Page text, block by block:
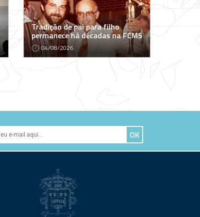
Tradição de pai para filho
permanece há décadas na FCMS
04/08/2026